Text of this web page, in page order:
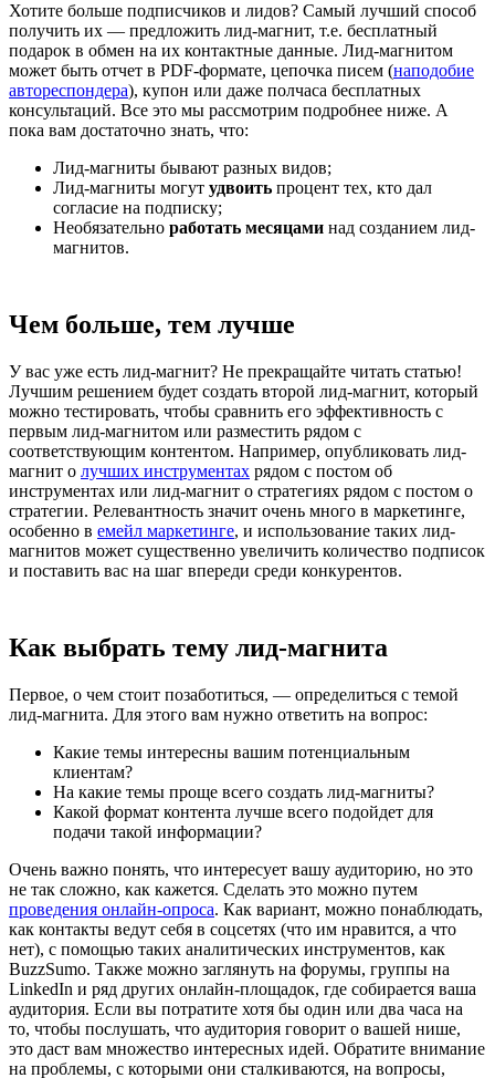
Хотите больше подписчиков и лидов? Самый лучший способ
получить их — предложить лид-магнит, т.е. бесплатный
подарок в обмен на их контактные данные. Лид-магнитом
может быть отчет в PDF-формате, цепочка писем (наподобие
автореспондера), купон или даже полчаса бесплатных
консультаций. Все это мы рассмотрим подробнее ниже. А
пока вам достаточно знать, что:
Лид-магниты бывают разных видов;
Лид-магниты могут удвоить процент тех, кто дал
согласие на подписку;
Необязательно работать месяцами над созданием лид-
магнитов.
Чем больше, тем лучше
У вас уже есть лид-магнит? Не прекращайте читать статью!
Лучшим решением будет создать второй лид-магнит, который
можно тестировать, чтобы сравнить его эффективность с
первым лид-магнитом или разместить рядом с
соответствующим контентом. Например, опубликовать лид-
магнит о лучших инструментах рядом с постом об
инструментах или лид-магнит о стратегиях рядом с постом о
стратегии. Релевантность значит очень много в маркетинге,
особенно в емейл маркетинге, и использование таких лид-
магнитов может существенно увеличить количество подписок
и поставить вас на шаг впереди среди конкурентов.
Как выбрать тему лид-магнита
Первое, о чем стоит позаботиться, — определиться с темой
лид-магнита. Для этого вам нужно ответить на вопрос:
Какие темы интересны вашим потенциальным
клиентам?
На какие темы проще всего создать лид-магниты?
Какой формат контента лучше всего подойдет для
подачи такой информации?
Очень важно понять, что интересует вашу аудиторию, но это
не так сложно, как кажется. Сделать это можно путем
проведения онлайн-опроса. Как вариант, можно понаблюдать,
как контакты ведут себя в соцсетях (что им нравится, а что
нет), с помощью таких аналитических инструментов, как
BuzzSumo. Также можно заглянуть на форумы, группы на
LinkedIn и ряд других онлайн-площадок, где собирается ваша
аудитория. Если вы потратите хотя бы один или два часа на
то, чтобы послушать, что аудитория говорит о вашей нише,
это даст вам множество интересных идей. Обратите внимание
на проблемы, с которыми они сталкиваются, на вопросы,